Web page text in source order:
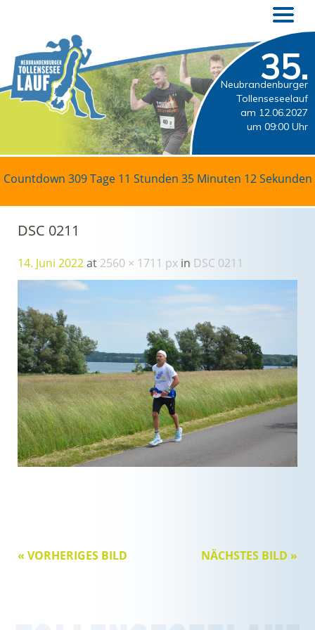
35.
Neubrandenburger
Tollenseseelauf
am 12.06.2027
um 09:00 Uhr
Countdown 309 Tage 11 Stunden 35 Minuten 12 Sekunden
DSC 0211
14. Juni 2022at 2560 × 1711 px in DSC 0211
« VORHERIGES BILD NÄCHSTES BILD »